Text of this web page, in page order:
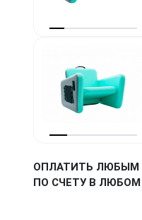
ОПЛАТИТЬ ЛЮБЫМ
ПО СЧЕТУ В ЛЮБОМ